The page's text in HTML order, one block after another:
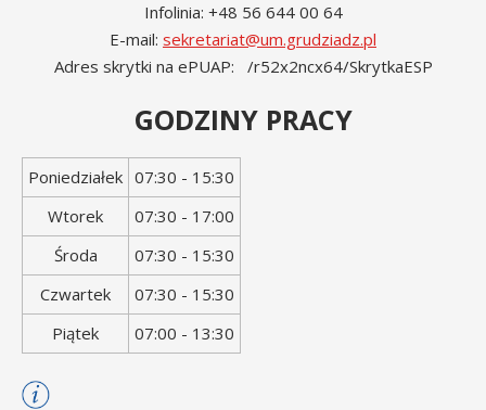
Infolinia: +48 56 644 00 64
E-mail: sekretariat@um.grudziadz.pl
Adres skrytki na ePUAP: /r52x2ncx64/SkrytkaESP
GODZINY PRACY
Dzień
tygodnia
Godziny
otwarcia
Poniedziałek 07:30 - 15:30
Wtorek
07:30 - 17:00
Środa
07:30 - 15:30
Czwartek
07:30 - 15:30
Piątek
07:00 - 13:30